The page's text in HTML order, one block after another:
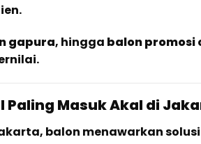
gapura, hingga balon promosi
Paling Masuk Akal di
balon menawarkan